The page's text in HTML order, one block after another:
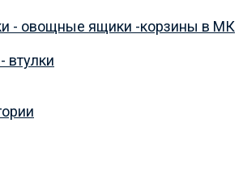
- овощные ящики -корзины в МК
втулки